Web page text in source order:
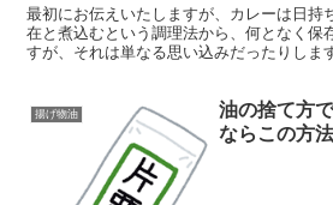
最初にお伝えいたしますが、カレーは日持
在と煮込むという調理法から、何となく保
すが、それは単なる思い込みだったりしま
揚げ物油
油の捨て方
ならこの方